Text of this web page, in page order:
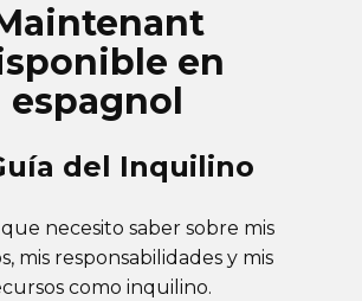
en
espagnol
del Inquilino
necesito saber sobre mis
mis responsabilidades y mis
como inquilino.